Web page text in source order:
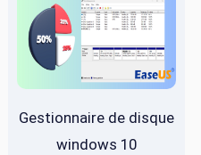
Gestionnaire de disque
windows 10